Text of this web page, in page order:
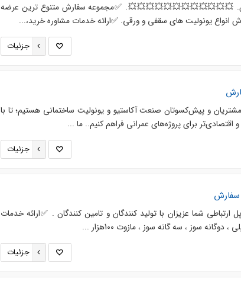
💥💥💥💥💥💥💥💥💥💥💥💥. ✅️مجموعه سفارش متنوع ترین عرضه
انواع یونولیت های سقفی و ورقی. ✅️ارائه خدمات مشاوره خرید،...
جزئیات
و پیش‌کسوتان صنعت آکاستیو و یونولیت ساختمانی هستیم؛ تا با
برای پروژه‌های عمرانی فراهم کنیم.. ما ...
جزئیات
سفارش
شما عزیزان با تولید کنندگان و تامین کنندگان . ✅️ارائه خدمات
سوز ، سه گانه سوز ، مازوت 100هزار ...
جزئیات